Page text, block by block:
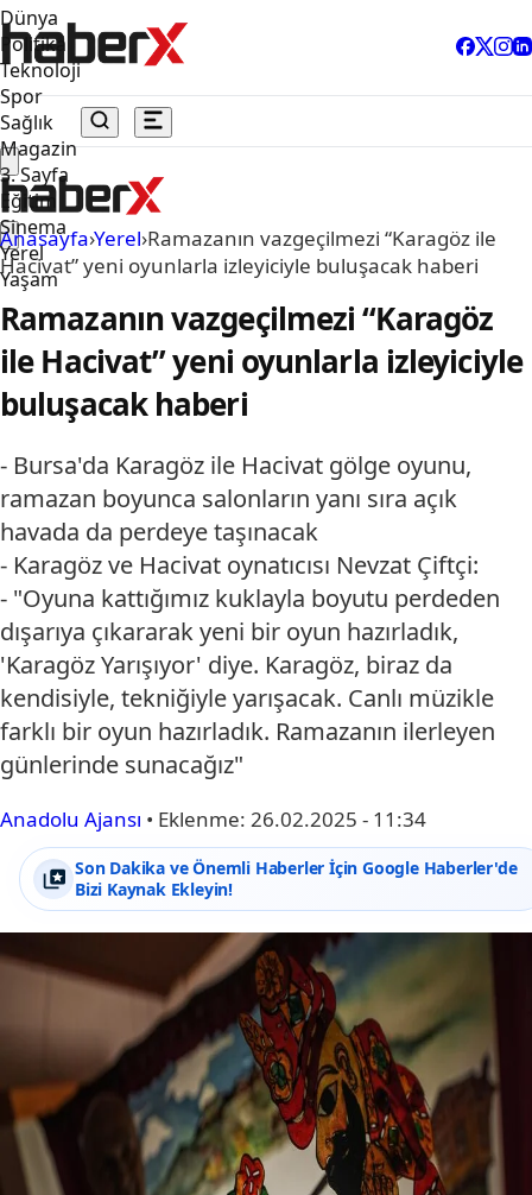
Dünya
Politika
Teknoloji
Spor
Sağlık
Magazin
3. Sayfa
Eğitim
Sinema
Yerel
Yaşam
Anasayfa›Yerel›Ramazanın vazgeçilmezi “Karagöz ile
Hacivat” yeni oyunlarla izleyiciyle buluşacak haberi
Ramazanın vazgeçilmezi “Karagöz
ile Hacivat” yeni oyunlarla izleyiciyle
buluşacak haberi
- Bursa'da Karagöz ile Hacivat gölge oyunu,
ramazan boyunca salonların yanı sıra açık
havada da perdeye taşınacak
- Karagöz ve Hacivat oynatıcısı Nevzat Çiftçi:
- "Oyuna kattığımız kuklayla boyutu perdeden
dışarıya çıkararak yeni bir oyun hazırladık,
'Karagöz Yarışıyor' diye. Karagöz, biraz da
kendisiyle, tekniğiyle yarışacak. Canlı müzikle
farklı bir oyun hazırladık. Ramazanın ilerleyen
günlerinde sunacağız"
Anadolu Ajansı • Eklenme: 26.02.2025 - 11:34
Son Dakika ve Önemli Haberler İçin Google Haberler'de
Bizi Kaynak Ekleyin!